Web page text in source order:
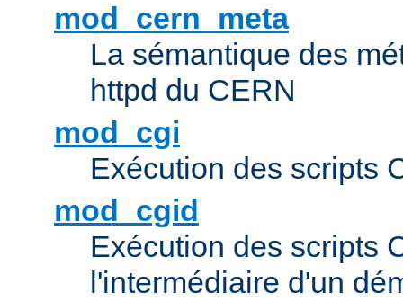
mod_cern_meta
La sémantique des
httpd du CERN
mod_cgi
Exécution des scripts
mod_cgid
Exécution des scripts
l'intermédiaire d'un